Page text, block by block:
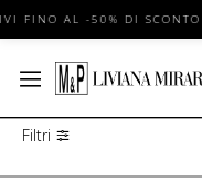
FINO AL -50% DI
Filtri